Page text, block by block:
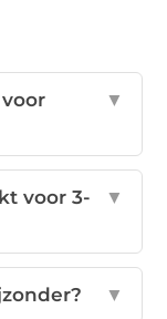
▼
voor 3-
▼
▼